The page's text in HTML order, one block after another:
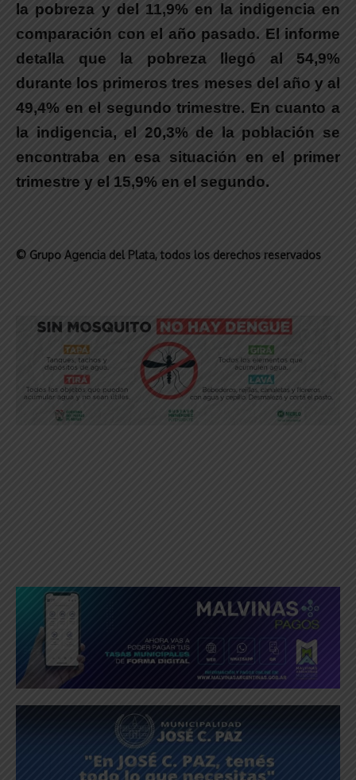
la pobreza y del 11,9% en la indigencia en
comparación con el año pasado. El informe
detalla que la pobreza llegó al 54,9%
durante los primeros tres meses del año y al
49,4% en el segundo trimestre. En cuanto a
la indigencia, el 20,3% de la población se
encontraba en esa situación en el primer
trimestre y el 15,9% en el segundo.
© Grupo Agencia del Plata, todos los derechos reservados